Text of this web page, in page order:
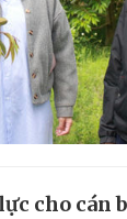
cho cán